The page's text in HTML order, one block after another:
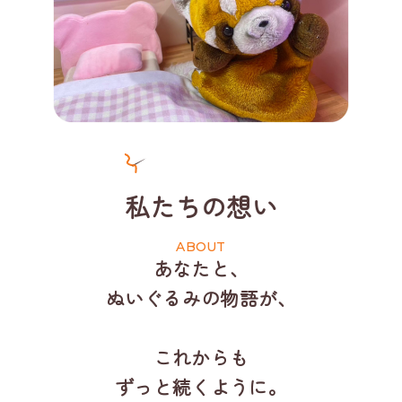
私たちの想い
あなたと、
ぬいぐるみの物語が、
これからも
ずっと続くように。